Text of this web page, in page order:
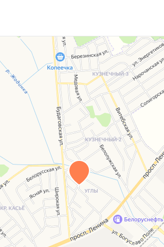
тепло в холодное время года.
для комфортной жизни.
из блоков и уютная баня позволят
до остановки общественного
и заведения поблизости
хлопот.
Вас его счастливыми хозяевами!